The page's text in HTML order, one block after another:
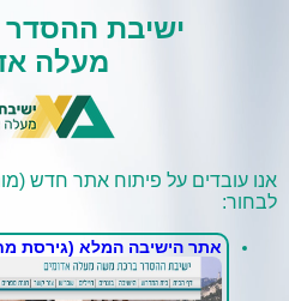
ישיבת
מעלה
אנו עובדים על פיתוח אתר חדש
לבחור:
אתר הישיבה המלא (גירסת